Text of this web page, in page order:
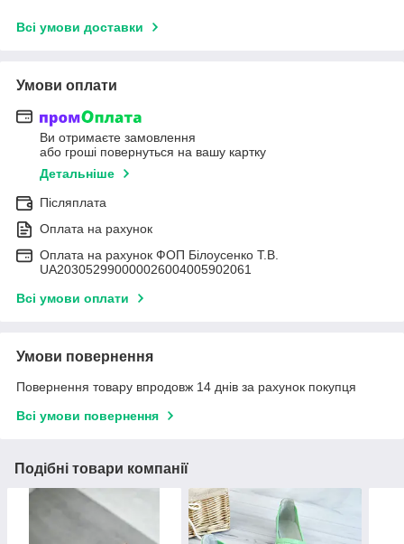
Всі умови доставки
Умови оплати
Ви отримаєте замовлення
або гроші повернуться на вашу картку
Детальніше
Післяплата
Оплата на рахунок
Оплата на рахунок ФОП Білоусенко Т.В.
UA203052990000026004005902061
Всі умови оплати
Умови повернення
Повернення товару впродовж 14 днів за рахунок покупця
Всі умови повернення
Подібні товари компанії